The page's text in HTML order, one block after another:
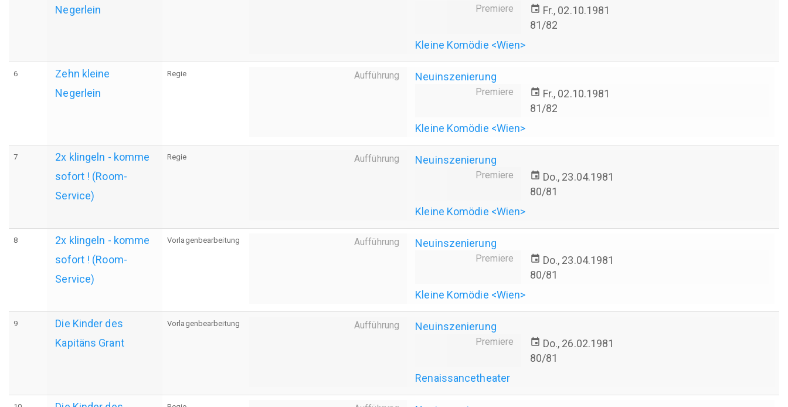
Negerlein
Premiere event Fr., 02.10.1981
81/82
Kleine Komödie <Wien>
6
Zehn kleine
Negerlein
Regie Aufführung Neuinszenierung
Premiere event Fr., 02.10.1981
81/82
Kleine Komödie <Wien>
7
2x klingeln - komme
sofort ! (Room-
Service)
Regie Aufführung Neuinszenierung
Premiere event Do., 23.04.1981
80/81
Kleine Komödie <Wien>
8
2x klingeln - komme
sofort ! (Room-
Service)
Vorlagenbearbeitung Aufführung Neuinszenierung
Premiere event Do., 23.04.1981
80/81
Kleine Komödie <Wien>
9
Die Kinder des
Kapitäns Grant
Vorlagenbearbeitung Aufführung Neuinszenierung
Premiere event Do., 26.02.1981
80/81
Renaissancetheater